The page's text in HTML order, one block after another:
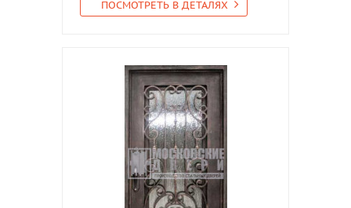
ПОСМОТРЕТЬ В ДЕТАЛЯХ